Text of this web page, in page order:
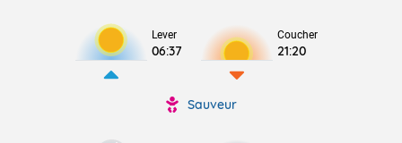
Lever
06:37
Coucher
21:20
Sauveur